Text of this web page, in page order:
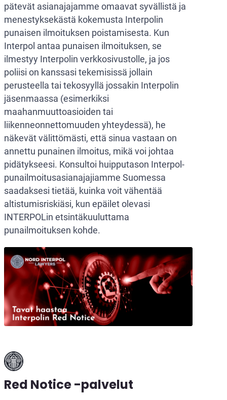
pätevät asianajajamme omaavat syvällistä ja
menestyksekästä kokemusta Interpolin
punaisen ilmoituksen poistamisesta. Kun
Interpol antaa punaisen ilmoituksen, se
ilmestyy Interpolin verkkosivustolle, ja jos
poliisi on kanssasi tekemisissä jollain
perusteella tai tekosyyllä jossakin Interpolin
jäsenmaassa (esimerkiksi
maahanmuuttoasioiden tai
liikenneonnettomuuden yhteydessä), he
näkevät välittömästi, että sinua vastaan on
annettu punainen ilmoitus, mikä voi johtaa
pidätykseesi. Konsultoi huipputason Interpol-
punailmoitusasianajajiamme Suomessa
saadaksesi tietää, kuinka voit vähentää
altistumisriskiäsi, kun epäilet olevasi
INTERPOLin etsintäkuuluttama
punailmoituksen kohde.
Red Notice -palvelut